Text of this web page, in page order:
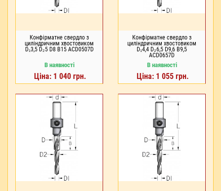
Конфірматне свердло з
циліндричним хвостовиком
D₁3,5 D₂5 D8 В15 ACD0507D
В наявності
Ціна: 1 040 грн.
Конфірматне свердло з
циліндричним хвостовиком
D₁4,4 D₂6,5 D9,6 В9,5
ACD0657D
В наявності
Ціна: 1 055 грн.